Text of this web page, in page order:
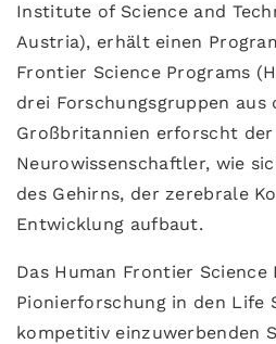
Institute of Science and
Austria), erhält einen
Frontier Science Programs
drei Forschungsgruppen aus
Großbritannien erforscht der
Neurowissenschaftler, wie
des Gehirns, der zerebrale
Entwicklung aufbaut.
Das Human Frontier
Pionierforschung in den Life
kompetitiv einzuwerbenden